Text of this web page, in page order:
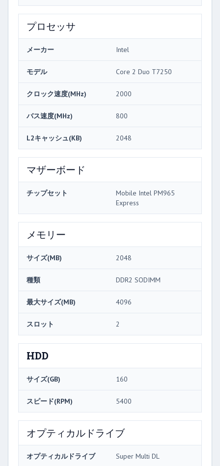
プロセッサ
メーカー Intel
モデル Core 2 Duo T7250
クロック速度(MHz) 2000
バス速度(MHz) 800
L2キャッシュ(KB) 2048
マザーボード
チップセット
Mobile Intel PM965
Express
メモリー
サイズ(MB) 2048
種類 DDR2 SODIMM
最大サイズ(MB) 4096
スロット 2
HDD
サイズ(GB) 160
スピード(RPM) 5400
オプティカルドライブ
オプティカルドライブ Super Multi DL